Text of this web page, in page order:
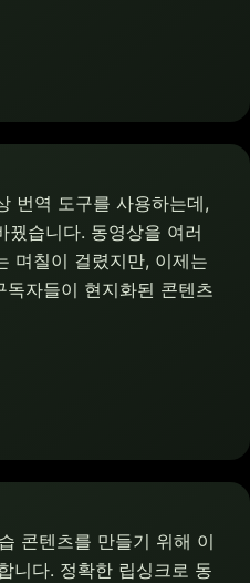
번역 도구를 사용하는데,
꿨습니다. 동영상을 여러
며칠이 걸렸지만, 이제는
자들이 현지화된 콘텐츠
콘텐츠를 만들기 위해 이
니다. 정확한 립싱크로 동